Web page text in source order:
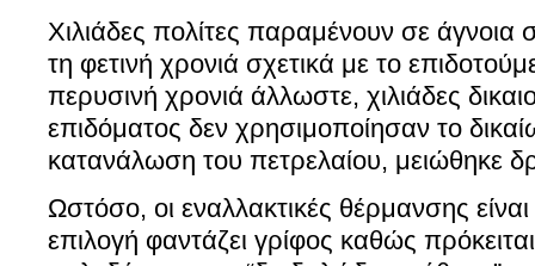
Χιλιάδες πολίτες παραμένουν σε άγνοια
τη φετινή χρονιά σχετικά με το
περυσινή χρονιά άλλωστε, χιλιάδες
επιδόματος δεν χρησιμοποίησαν το
κατανάλωση του πετρελαίου, μειώθηκε
Ωστόσο, οι εναλλακτικές θέρμανσης
επιλογή φαντάζει γρίφος καθώς